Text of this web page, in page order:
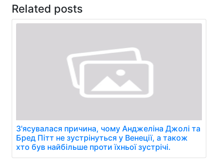
Related posts
З'ясувалася причина, чому Анджеліна Джолі та
Бред Пітт не зустрінуться у Венеції, а також
хто був найбільше проти їхньої зустрічі.